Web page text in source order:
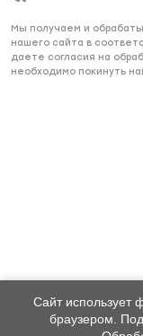
Мы получаем и
нашего сайта в
даете согласия на
необходимо покинуть
Сайт
браузером.